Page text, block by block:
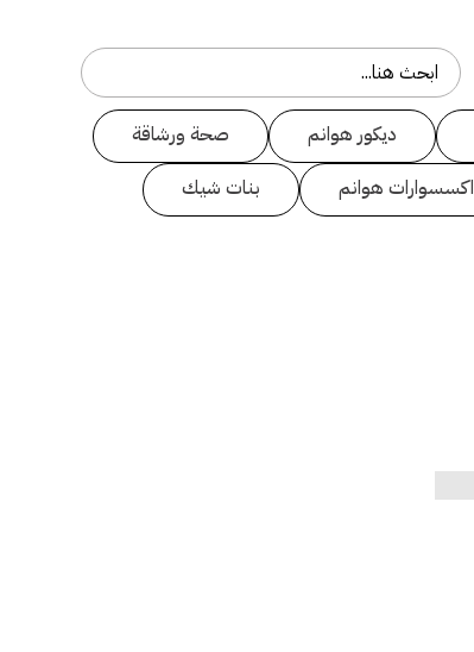
ديكور هوانم
صحة ورشاقة
اكسسوارات هوانم
بنات شيك